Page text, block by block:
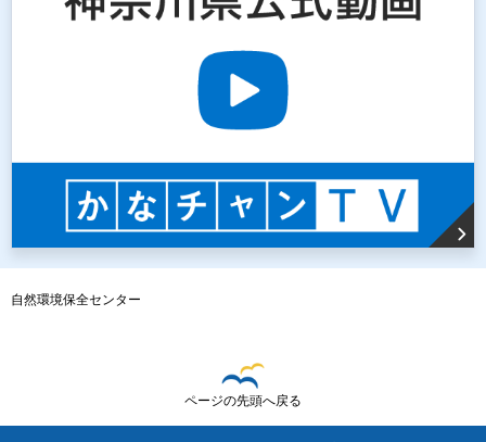
自然環境保全センター
ページの先頭へ戻る